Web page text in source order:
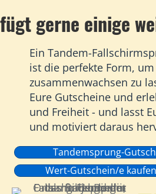
fügt gerne einige
Ein Tandem-
ist die perfekte Form,
zusammenwachsen zu
Eure Gutscheine und
und Freiheit - und lasst
und motiviert daraus
Tandemsprung-
Wert-Gutschein/e